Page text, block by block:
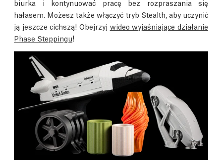
biurka i kontynuować pracę bez rozpraszania się
hałasem. Możesz także włączyć tryb Stealth, aby uczynić
ją jeszcze cichszą! Obejrzyj wideo wyjaśniające działanie
Phase Steppingu!